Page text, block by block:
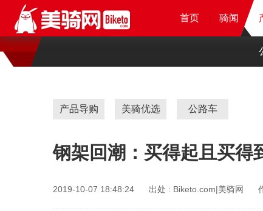
首页
首页 骑闻
首页 骑闻
首页 骑闻
产品导购 美骑优选 公路车
钢架回潮：买得起且买得
2019-10-07 18:48:24 出处 : Biketo.com|美骑网